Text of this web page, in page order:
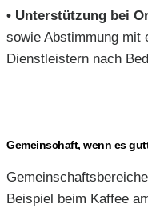
• Unterstützung bei
sowie Abstimmung mit
Dienstleistern nach
Gemeinschaft, wenn es
Beispiel beim Kaffee